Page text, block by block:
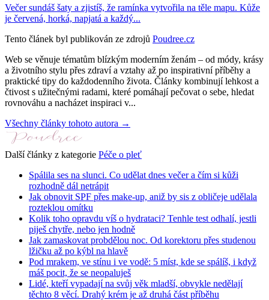
Večer sundáš šaty a zjistíš, že ramínka vytvořila na těle mapu. Kůže
je červená, horká, napjatá a každý...
Tento článek byl publikován ze zdrojů Poudree.cz
Web se věnuje tématům blízkým moderním ženám – od módy, krásy
a životního stylu přes zdraví a vztahy až po inspirativní příběhy a
praktické tipy do každodenního života. Články kombinují lehkost a
čtivost s užitečnými radami, které pomáhají pečovat o sebe, hledat
rovnováhu a nacházet inspiraci v...
Všechny články tohoto autora →
Další články z kategorie Péče o pleť
Spálila ses na slunci. Co udělat dnes večer a čím si kůži
rozhodně dál netrápit
Jak obnovit SPF přes make-up, aniž by sis z obličeje udělala
rozteklou omítku
Kolik toho opravdu víš o hydrataci? Tenhle test odhalí, jestli
piješ chytře, nebo jen hodně
Jak zamaskovat probdělou noc. Od korektoru přes studenou
lžičku až po kýbl na hlavě
Pod mrakem, ve stínu i ve vodě: 5 míst, kde se spálíš, i když
máš pocit, že se neopaluješ
Lidé, kteří vypadají na svůj věk mladší, obvykle nedělají
těchto 8 věcí. Drahý krém je až druhá část příběhu